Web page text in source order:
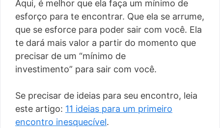
Aqui, é melhor que ela faça um mínimo de
esforço para te encontrar. Que ela se arrume,
que se esforce para poder sair com você. Ela
te dará mais valor a partir do momento que
precisar de um “mínimo de
investimento” para sair com você.
Se precisar de ideias para seu encontro, leia
este artigo: 11 ideias para um primeiro
encontro inesquecível.